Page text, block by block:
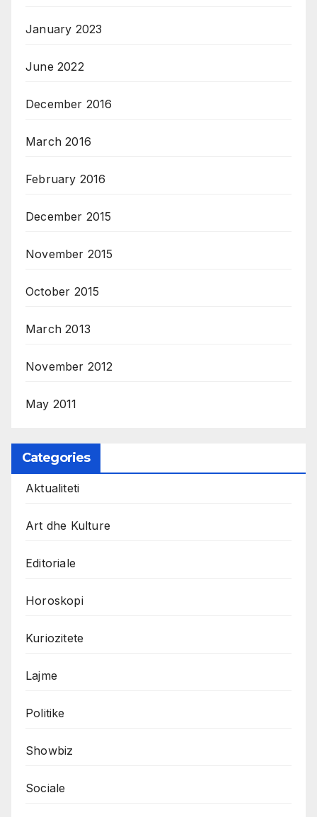
January 2023
June 2022
December 2016
March 2016
February 2016
December 2015
November 2015
October 2015
March 2013
November 2012
May 2011
Categories
Aktualiteti
Art dhe Kulture
Editoriale
Horoskopi
Kuriozitete
Lajme
Politike
Showbiz
Sociale